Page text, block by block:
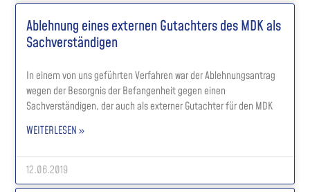
Ablehnung eines externen Gutachters des MDK als
Sachverständigen
In einem von uns geführten Verfahren war der Ablehnungsantrag
wegen der Besorgnis der Befangenheit gegen einen
Sachverständigen, der auch als externer Gutachter für den MDK
WEITERLESEN »
12.06.2019